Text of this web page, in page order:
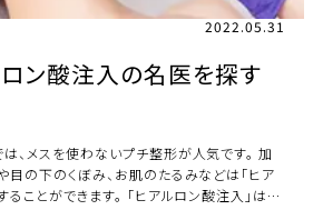
2022.05.31
ン酸注入の名医を探す
、メスを使わないプチ整形が人気です。 加
目の下のくぼみ、お肌のたるみなどは「ヒア
ことができます。 「ヒアルロン酸注入」は手